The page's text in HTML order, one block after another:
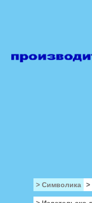
> Символика >